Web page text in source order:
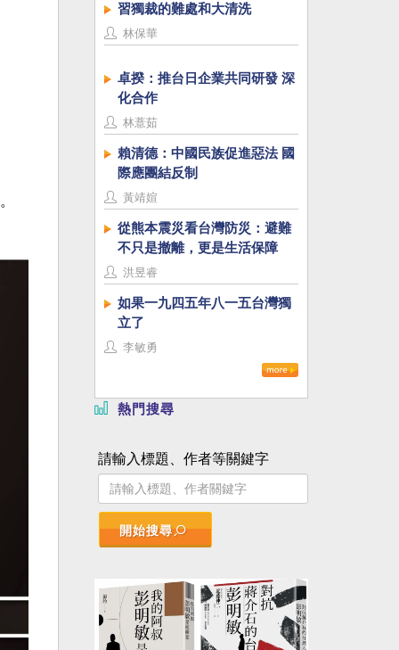
習獨裁的難處和大清洗
林保華
卓揆：推台日企業共同研發 深
化合作
林薏茹
賴清德：中國民族促進惡法 國
際應團結反制
黃靖媗
從熊本震災看台灣防災：避難
不只是撤離，更是生活保障
洪昱睿
如果一九四五年八一五台灣獨
立了
李敏勇
熱門搜尋
請輸入標題、作者等關鍵字
開始搜尋